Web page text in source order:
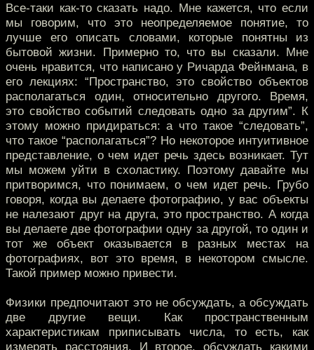
Все-таки как-то сказать надо. Мне кажется, что если
мы говорим, что это неопределяемое понятие, то
лучше его описать словами, которые понятны из
бытовой жизни. Примерно то, что вы сказали. Мне
очень нравится, что написано у Ричарда Фейнмана, в
его лекциях: “Пространство, это свойство объектов
располагаться один, относительно другого. Время,
это свойство событий следовать одно за другим”. К
этому можно придираться: а что такое “следовать”,
что такое “располагаться”? Но некоторое интуитивное
представление, о чем идет речь здесь возникает. Тут
мы можем уйти в схоластику. Поэтому давайте мы
притворимся, что понимаем, о чем идет речь. Грубо
говоря, когда вы делаете фотографию, у вас объекты
не налезают друг на друга, это пространство. А когда
вы делаете две фотографии одну за другой, то один и
тот же объект оказывается в разных местах на
фотографиях, вот это время, в некотором смысле.
Такой пример можно привести.
Физики предпочитают это не обсуждать, а обсуждать
две другие вещи. Как пространственным
характеристикам приписывать числа, то есть, как
измерять расстояния. И второе, обсуждать какими